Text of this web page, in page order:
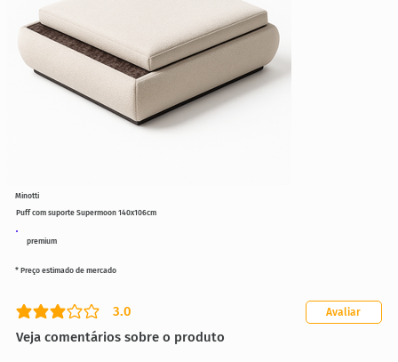
premium
Puff com suporte Supermoon 140x106cm
3.0
classificação média é 3 de 5
Veja comentários sobre o produto
Avaliar
* Preço estimado de mercado
Minotti